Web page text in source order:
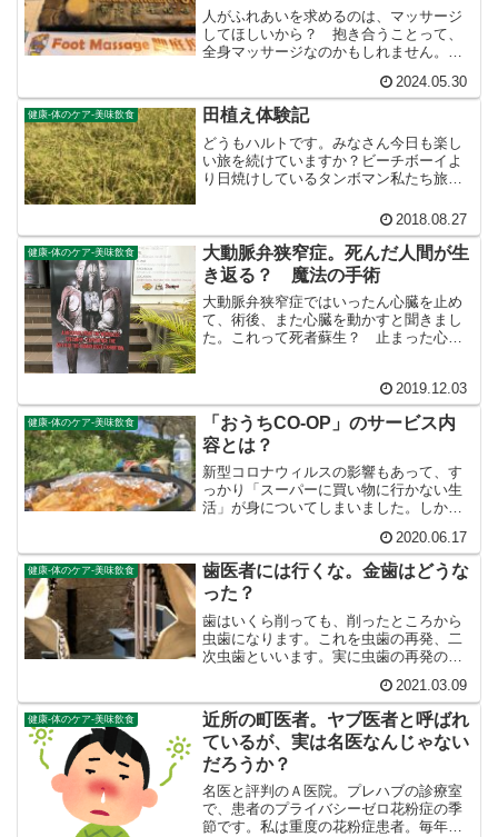
人がふれあいを求めるのは、マッサージ
してほしいから？ 抱き合うことって、
全身マッサージなのかもしれません。し
ポジットが詰まってマッサージしないと
ならない体なんて、じっさいのところ初
期不良品のようなものじゃないでしょう
か。
2024.05.30
健康-体のケア-美味飲食 田植え体験記
どうもハルトです。みなさん今日も楽し
い旅を続けていますか？ビーチボーイよ
り日焼けしているタンボマン私たち旅人
行のピークシーズンですが、田んぼ関係
植え」のまっさかりです。...
2018.08.27
健康-体のケア-美味飲食
大動脈弁狭窄症。死んだ人間が生
き返る？ 魔法の手術
大動脈弁狭窄症ではいったん心臓を止め
て、術後、また心臓を動かすと聞きまし
た。これって死者蘇生？ 止まった心臓
2019.12.03
健康-体のケア-美味飲食
「おうちCO-OP」のサービス内
容とは？
新型コロナウィルスの影響もあって、す
っかり「スーパーに買い物に行かない生
活」が身についてしまいました。しかし
う、通販、通販、宅配サービスです！も
ともと賞味期限の長い豆乳をアマゾンで
箱買いしているので、食材の...
2020.06.17
健康-体のケア-美味飲食
歯医者には行くな。金歯はどうな
った？
歯はいくら削っても、削ったところから
虫歯になります。これを虫歯の再発、二
次虫歯といいます。実に虫歯の再発の可
期治療した方がいい」というのは再発し
ない前提のウソ議論であって、実際には
削ったところから虫歯になるのだから、
虫歯はとにかく削らない方がいいので
す。
2021.03.09
健康-体のケア-美味飲食
近所の町医者。ヤブ医者と呼ばれ
ているが、実は名医なんじゃない
だろうか？
名医と評判のＡ医院。プレハブの診療室
で、患者のプライバシーゼロ花粉症の季
節です。私は重度の花粉症患者。毎年、